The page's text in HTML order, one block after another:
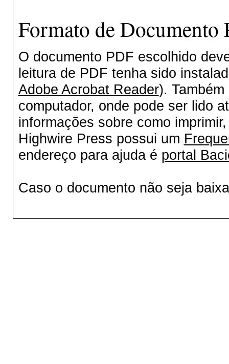
Formato de
O documento PDF escolhido
leitura de PDF tenha sido
Adobe Acrobat Reader).
computador, onde pode ser lido
informações sobre como
Highwire Press possui um
endereço para ajuda é portal
Caso o documento não seja